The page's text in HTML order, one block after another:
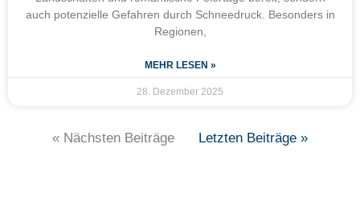
auch potenzielle Gefahren durch Schneedruck. Besonders in
Regionen,
MEHR LESEN »
28. Dezember 2025
« Nächsten Beiträge Letzten Beiträge »